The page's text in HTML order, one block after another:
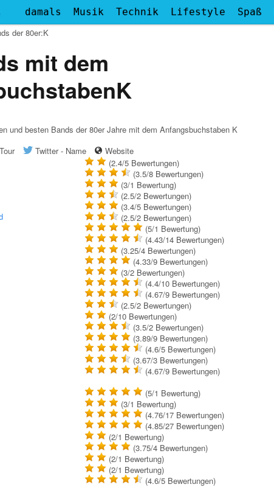
Menu
damals Musik Technik Lifestyle Spaß
der 80er:K
mit dem
und besten Bands der 80er Jahre mit dem Anfangsbuchstaben K
Twitter - Name
Website
(2.4/5 Bewertungen)
(3.5/8 Bewertungen)
(3/1 Bewertung)
(2.5/2 Bewertungen)
(3.4/5 Bewertungen)
(2.5/2 Bewertungen)
(5/1 Bewertung)
(4.43/14 Bewertungen)
(3.25/4 Bewertungen)
(4.33/9 Bewertungen)
(3/2 Bewertungen)
(4.4/10 Bewertungen)
(4.67/9 Bewertungen)
(2.5/2 Bewertungen)
(2/10 Bewertungen)
(3.5/2 Bewertungen)
(3.89/9 Bewertungen)
(4.6/5 Bewertungen)
(3.67/3 Bewertungen)
(4.67/9 Bewertungen)
(5/1 Bewertung)
(3/1 Bewertung)
(4.76/17 Bewertungen)
(4.85/27 Bewertungen)
(2/1 Bewertung)
(3.75/4 Bewertungen)
(2/1 Bewertung)
(2/1 Bewertung)
(4.6/5 Bewertungen)